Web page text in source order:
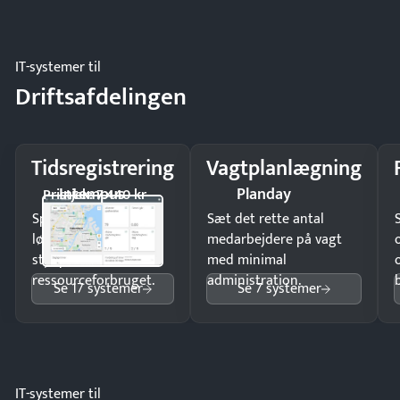
IT-systemer til
Driftsafdelingen
Tidsregistrering
Intempus
Pristjek: 7.440 kr
Spar tid på
lønberegning og få
styr på
ressourceforbruget.
Se 17 systemer
Vagtplanlægning
Planday
Sæt det rette antal
medarbejdere på vagt
med minimal
administration.
Se 7 systemer
IT-systemer til